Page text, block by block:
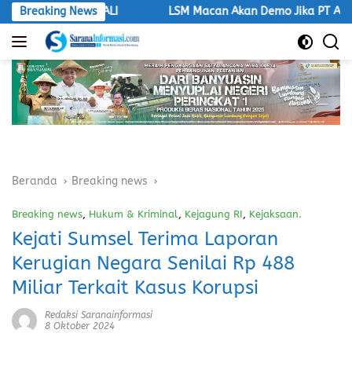
Langsung
ke
konten
Breaking News
PALI LSM Macan Akan Demo Jika PT Aburahmi
Beranda Breaking news
Breaking news, Hukum & Kriminal, Kejagung RI, Kejaksaan.
Kejati Sumsel Terima Laporan
Kerugian Negara Senilai Rp 488
Miliar Terkait Kasus Korupsi
Redaksi Saranainformasi
8 Oktober 2024